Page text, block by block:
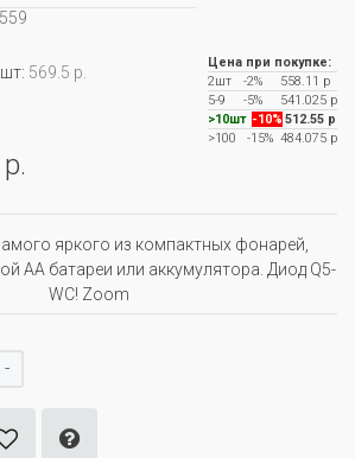
569.5 р.
Цена при покупке:
2шт
-2%
558.11 р
5-9
-5%
541.025 р
>10шт -10% 512.55 р
>100
-15% 484.075 р
яркого из компактных фонарей,
АА батареи или аккумулятора. Диод Q5-
WC! Zoom
-